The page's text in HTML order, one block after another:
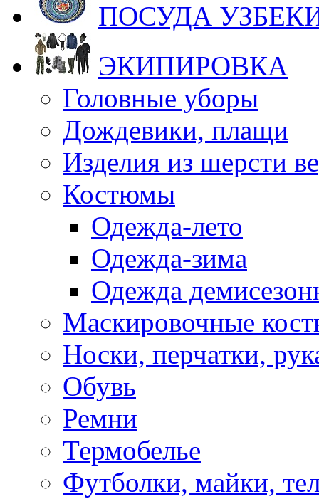
ПОСУДА
ЭКИПИРОВКА
Головные уборы
Дождевики, плащи
Изделия из шерсти
Костюмы
Одежда-лето
Одежда-зима
Одежда
Маскировочные
Носки, перчатки,
Обувь
Ремни
Термобелье
Футболки, майки,